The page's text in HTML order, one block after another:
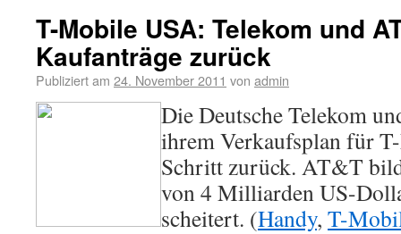
T-Mobile USA: Telekom und
Kaufanträge zurück
Publiziert am 24. November 2011 von admin
Die Deutsche Telekom
ihrem Verkaufsplan für
Schritt zurück. AT&T
von 4 Milliarden US-
scheitert. (Handy, T-